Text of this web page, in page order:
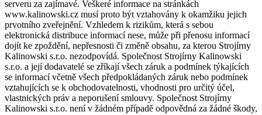
serveru za zajímavé. Veškeré informace na stránkách
www.kalinowski.cz musí proto být vztahovány k okamžiku jejich
prvotního zveřejnění. Vzhledem k rizikům, která s sebou
elektronická distribuce informací nese, může při přenosu informací
dojít ke zpoždění, nepřesnosti či změně obsahu, za kterou Strojírny
Kalinowski s.r.o. nezodpovídá. Společnost Strojírny Kalinowski
s.r.o. a její dodavatelé se zříkají všech záruk a podmínek týkajících
se informací včetně všech předpokládaných záruk nebo podmínek
vztahujících se k obchodovatelnosti, vhodnosti pro určitý účel,
vlastnických práv a neporušení smlouvy. Společnost Strojírny
Kalinowski s.r.o. není v žádném případě odpovědná za žádné škody,